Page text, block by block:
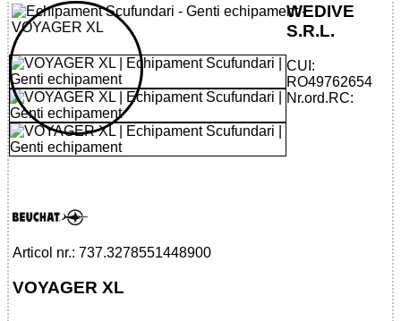
Articol nr.: 737.3278551448900
VOYAGER XL
WEDIVE
S.R.L.
CUI:
RO49762654
Nr.ord.RC: